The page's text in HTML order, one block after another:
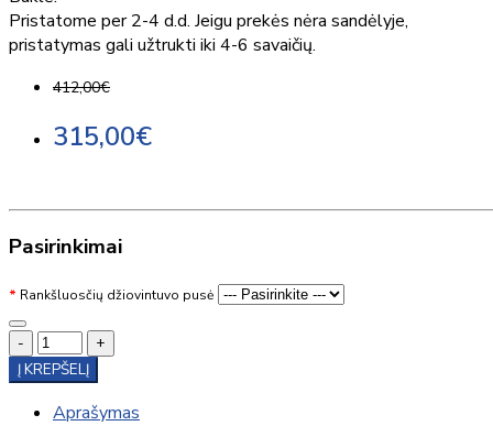
Pristatome per 2-4 d.d. Jeigu prekės nėra sandėlyje,
pristatymas gali užtrukti iki 4-6 savaičių.
412,00€
315,00€
Pasirinkimai
Rankšluosčių džiovintuvo pusė
-
+
Į KREPŠELĮ
Aprašymas